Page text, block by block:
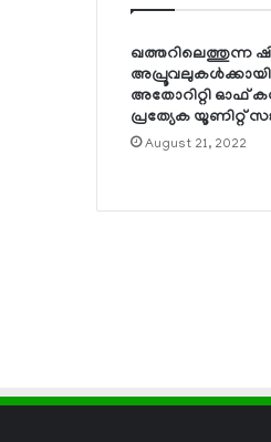
ഖത്തറിലെത്തുന്ന
അതോറിറ്റി ഓഫ്
പ്രത്യേക യൂണിറ്റ്
August 21, 2022